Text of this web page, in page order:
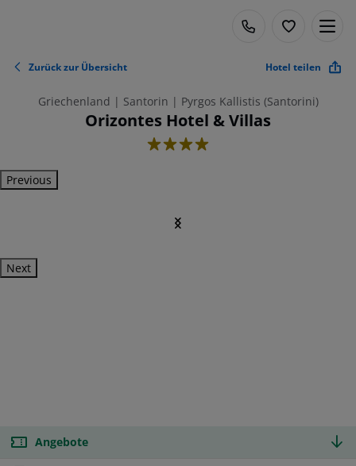
Zurück zur Übersicht Hotel teilen
Griechenland | Santorin | Pyrgos Kallistis (Santorini)
Orizontes Hotel & Villas
4
Previous
Next
Angebote